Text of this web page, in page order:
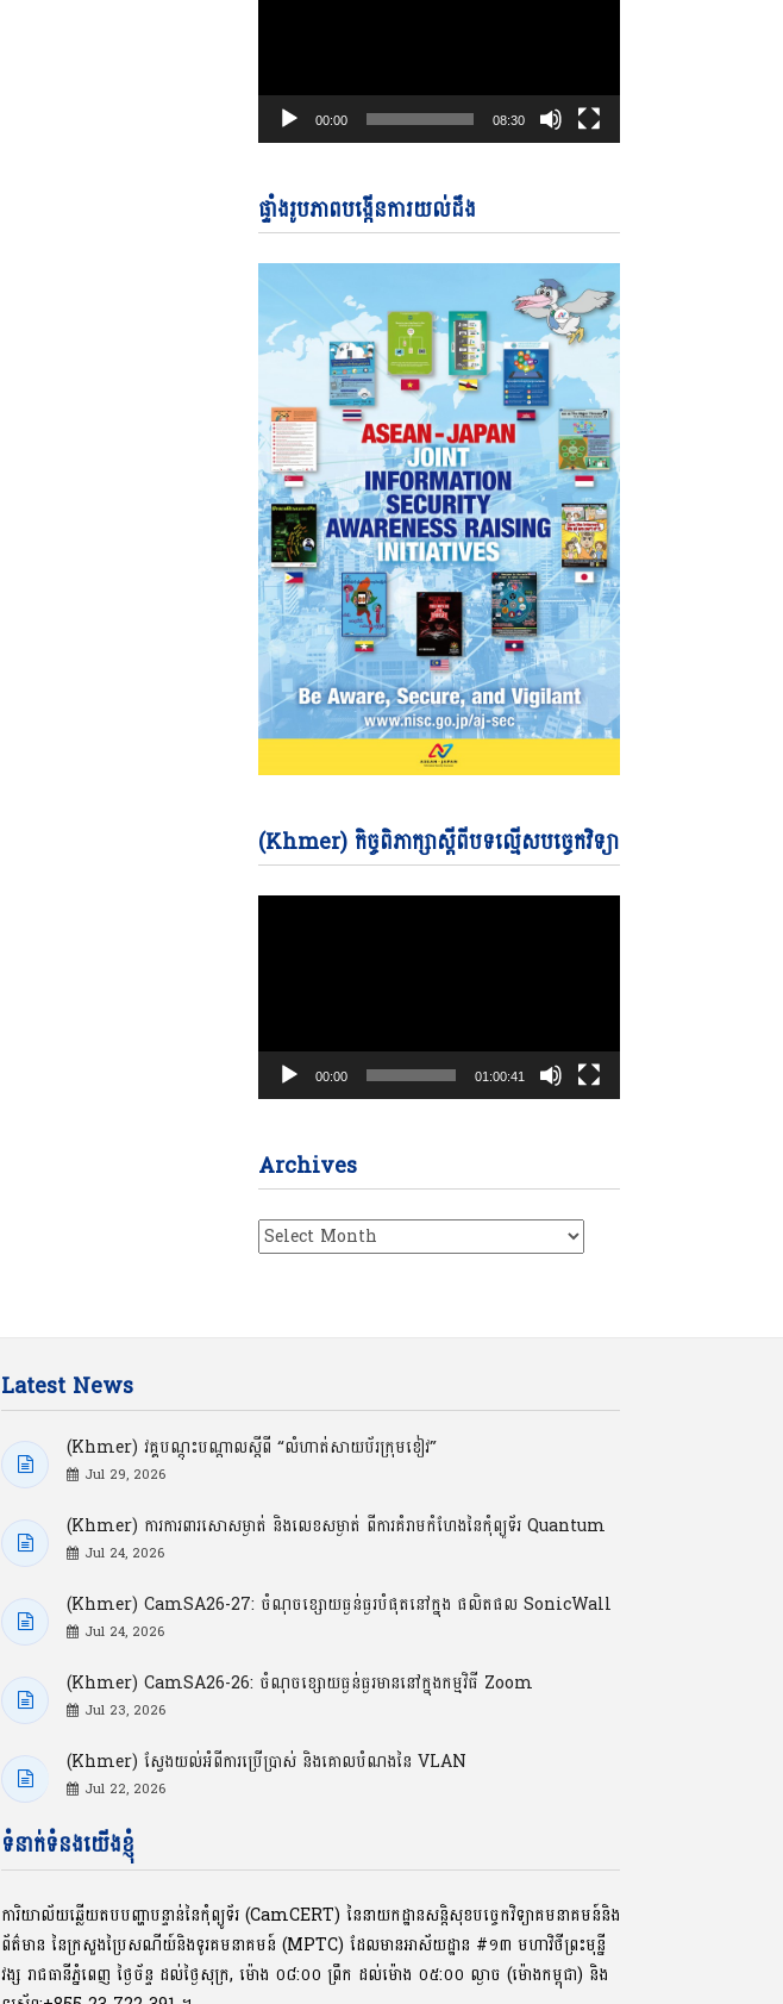
00:00 08:30
ផ្ទាំងរូបភាពបង្កើនការយល់ដឹង
(Khmer) កិច្ចពិភាក្សាស្តីពីបទល្មើសបច្ចេកវិទ្យាVideo
Player
00:00 01:00:41
Archives
Archives
Latest News
(Khmer) វគ្គបណ្ដុះបណ្ដាលស្ដីពី “លំហាត់សាយប័រក្រុមខៀវ”
Jul 29, 2026
(Khmer) ការការពារសោសម្ងាត់ និងលេខសម្ងាត់ ពីការគំរាមកំហែងនៃកុំព្យូទ័រ Quantum
Jul 24, 2026
(Khmer) CamSA26-27: ចំណុចខ្សោយធ្ងន់ធ្ងរបំផុតនៅក្នុង ផលិតផល SonicWall
Jul 24, 2026
(Khmer) CamSA26-26: ចំណុចខ្សោយធ្ងន់ធ្ងរមាននៅក្នុងកម្មវិធី Zoom
Jul 23, 2026
(Khmer) ស្វែងយល់អំពីការប្រើប្រាស់ និងគោលបំណងនៃ VLAN
Jul 22, 2026
ទំនាក់ទំនងយើងខ្ញុំ
ការិយាល័យឆ្លើយតបបញ្ហាបន្ទាន់នៃកុំព្យូទ័រ (CamCERT) នៃនាយកដ្ឋានសន្តិសុខបច្ចេកវិទ្យាគមនាគមន៍និង
ព័ត៌មាន នៃក្រសួងប្រៃសណីយ៍និងទូរគមនាគមន៍ (MPTC) ដែលមានអាស័យដ្ឋាន #១៣ មហាវិថីព្រះមុនី្ន
វង្ស រាជធានីភ្នំពេញ ថ្ងៃច័ន្ទ ដល់ថ្ងៃសុក្រ, ម៉ោង ០៨:០០ ​ព្រឹក ដល់ម៉ោង ០៥:០០ ល្ងាច (ម៉ោងកម្ពុជា) និង